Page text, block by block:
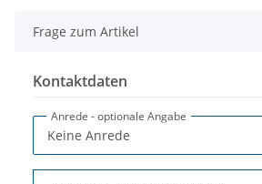
Frage zum Artikel
Kontaktdaten
Anrede - optionale Angabe